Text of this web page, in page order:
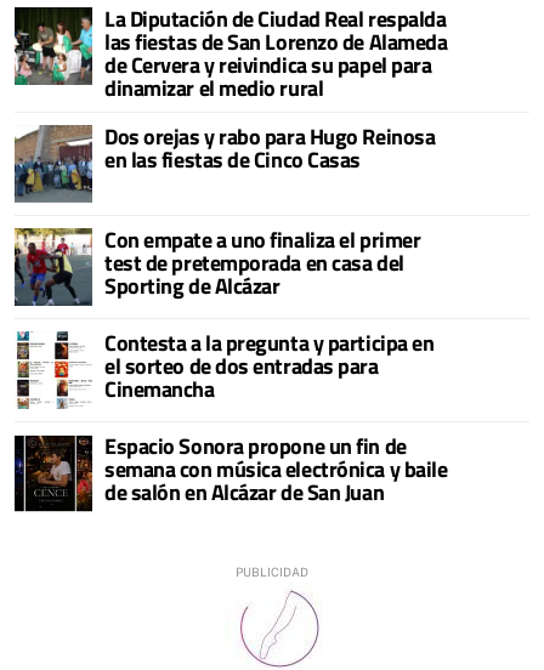
La Diputación de Ciudad Real respalda
las fiestas de San Lorenzo de Alameda
de Cervera y reivindica su papel para
dinamizar el medio rural
Dos orejas y rabo para Hugo Reinosa
en las fiestas de Cinco Casas
Con empate a uno finaliza el primer
test de pretemporada en casa del
Sporting de Alcázar
Contesta a la pregunta y participa en
el sorteo de dos entradas para
Cinemancha
Espacio Sonora propone un fin de
semana con música electrónica y baile
de salón en Alcázar de San Juan